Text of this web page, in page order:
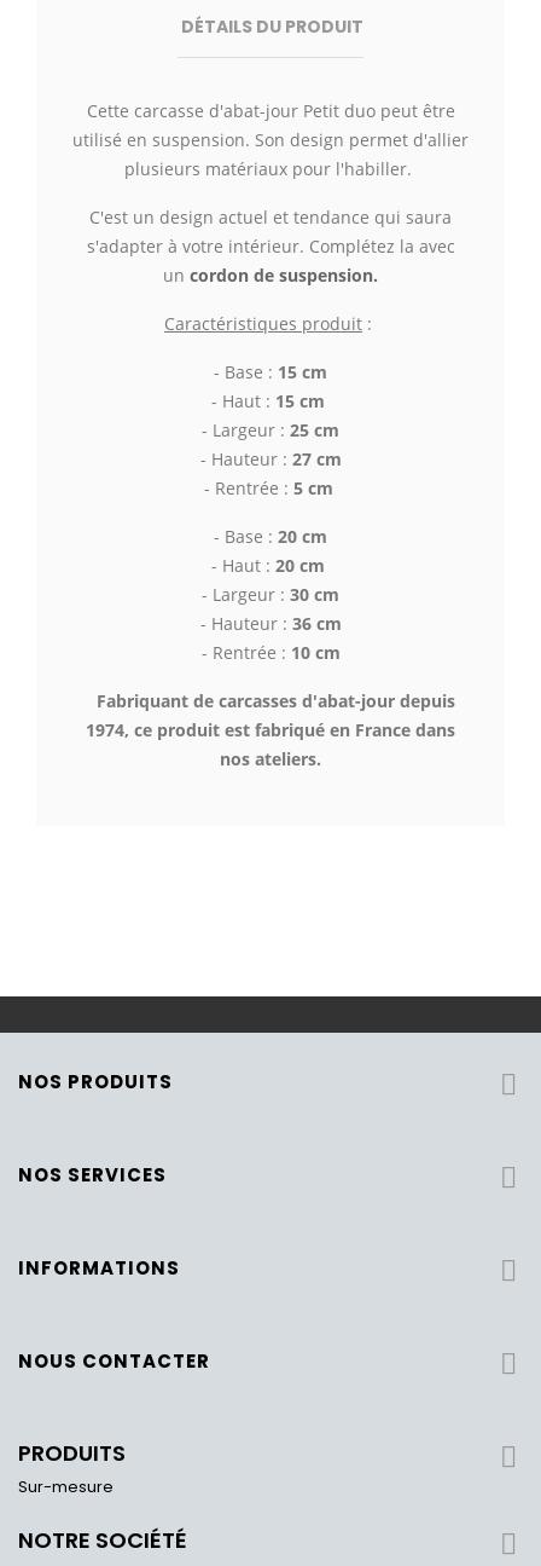
DÉTAILS DU PRODUIT
Cette carcasse d'abat-jour Petit duo peut être
utilisé en suspension. Son design permet d'allier
plusieurs matériaux pour l'habiller.
C'est un design actuel et tendance qui saura
s'adapter à votre intérieur. Complétez la avec
un cordon de suspension.
Caractéristiques produit :
- Base : 15 cm
- Haut : 15 cm
- Largeur : 25 cm
- Hauteur : 27 cm
- Rentrée : 5 cm
- Base : 20 cm
- Haut : 20 cm
- Largeur : 30 cm
- Hauteur : 36 cm
- Rentrée : 10 cm
Fabriquant de carcasses d'abat-jour depuis
1974, ce produit est fabriqué en France dans
nos ateliers.
NOS PRODUITS 
NOS SERVICES 
INFORMATIONS 
NOUS CONTACTER 
PRODUITS 
Sur-mesure
NOTRE SOCIÉTÉ 